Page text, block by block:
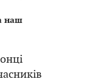
наш